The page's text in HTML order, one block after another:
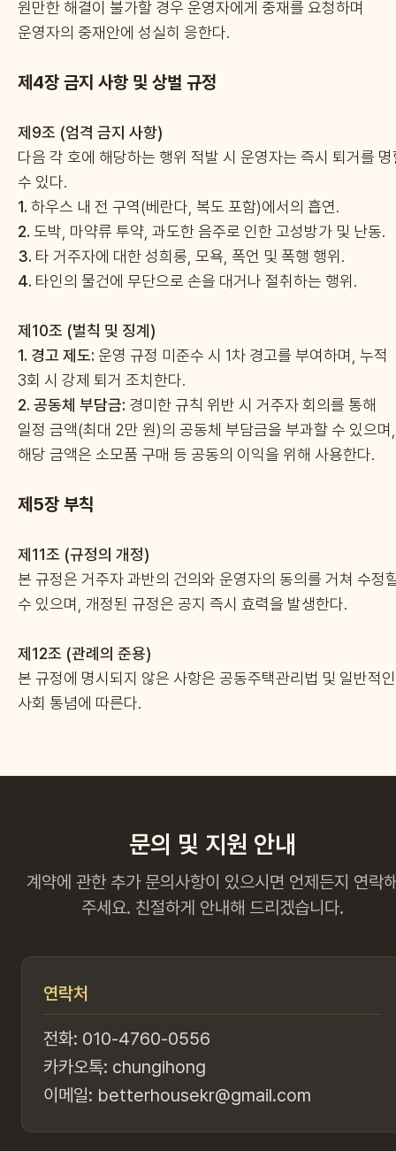
원만한 해결이 불가할 경우 운영자에게 중재를 요청하며
운영자의 중재안에 성실히 응한다.
제4장 금지 사항 및 상벌 규정
제9조 (엄격 금지 사항)
다음 각 호에 해당하는 행위 적발 시 운영자는 즉시 퇴거를 명
수 있다.
1. 하우스 내 전 구역(베란다, 복도 포함)에서의 흡연.
2. 도박, 마약류 투약, 과도한 음주로 인한 고성방가 및 난동.
3. 타 거주자에 대한 성희롱, 모욕, 폭언 및 폭행 행위.
4. 타인의 물건에 무단으로 손을 대거나 절취하는 행위.
제10조 (벌칙 및 징계)
1. 경고 제도: 운영 규정 미준수 시 1차 경고를 부여하며, 누적
3회 시 강제 퇴거 조치한다.
2. 공동체 부담금: 경미한 규칙 위반 시 거주자 회의를 통해
일정 금액(최대 2만 원)의 공동체 부담금을 부과할 수 있으며,
해당 금액은 소모품 구매 등 공동의 이익을 위해 사용한다.
제5장 부칙
제11조 (규정의 개정)
본 규정은 거주자 과반의 건의와 운영자의 동의를 거쳐 수정
수 있으며, 개정된 규정은 공지 즉시 효력을 발생한다.
제12조 (관례의 준용)
본 규정에 명시되지 않은 사항은 공동주택관리법 및 일반적인
사회 통념에 따른다.
문의 및 지원 안내
계약에 관한 추가 문의사항이 있으시면 언제든지 연락
주세요. 친절하게 안내해 드리겠습니다.
연락처
전화: 010-4760-0556
카카오톡: chungihong
이메일: betterhousekr@gmail.com